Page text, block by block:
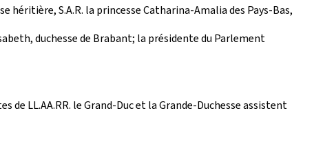
héritière, S.A.R. la princesse Catharina-Amalia des Pays-Bas,
duchesse de Brabant; la présidente du Parlement
de LL.AA.RR. le Grand-Duc et la Grande-Duchesse assistent